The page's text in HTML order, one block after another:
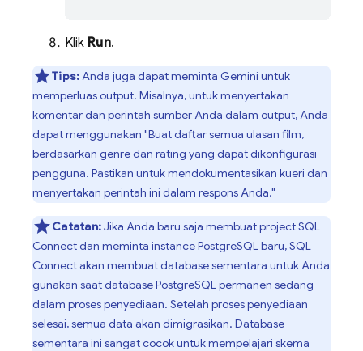
Klik Run.
Tips:Anda juga dapat meminta Gemini untuk
memperluas output. Misalnya, untuk menyertakan
komentar dan perintah sumber Anda dalam output, Anda
dapat menggunakan "Buat daftar semua ulasan film,
berdasarkan genre dan rating yang dapat dikonfigurasi
pengguna. Pastikan untuk mendokumentasikan kueri dan
menyertakan perintah ini dalam respons Anda."
Catatan:Jika Anda baru saja membuat projectSQL
Connectdan meminta instance PostgreSQL baru,SQL
Connectakan membuat database sementara untuk Anda
gunakan saat database PostgreSQL permanen sedang
dalam proses penyediaan. Setelah proses penyediaan
selesai, semua data akan dimigrasikan. Database
sementara ini sangat cocok untuk mempelajari skema